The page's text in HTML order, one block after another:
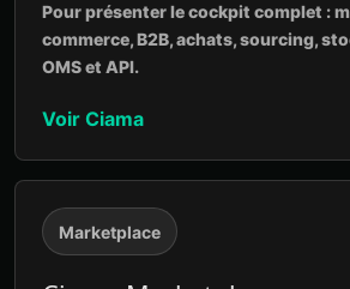
Pour présenter le cockpit complet :
commerce, B2B, achats, sourcing,
OMS et API.
Voir Ciama
Marketplace